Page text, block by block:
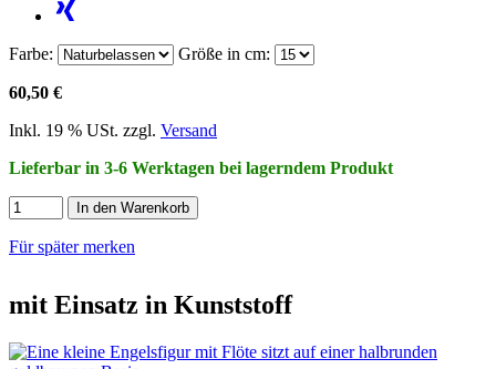
Farbe: Größe in cm:
60,50 €
Inkl. 19 % USt. zzgl. Versand
Lieferbar in 3-6 Werktagen bei lagerndem Produkt
In den Warenkorb
Für später merken
mit Einsatz in Kunststoff